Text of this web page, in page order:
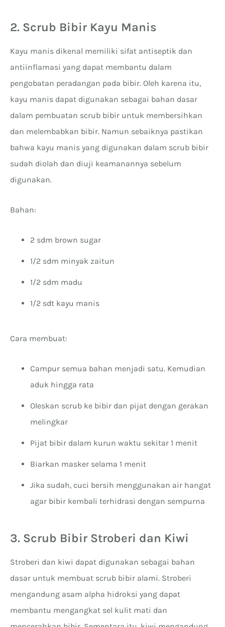
2. Scrub Bibir Kayu Manis
Kayu manis dikenal memiliki sifat antiseptik dan
antiinflamasi yang dapat membantu dalam
pengobatan peradangan pada bibir. Oleh karena itu,
kayu manis dapat digunakan sebagai bahan dasar
dalam pembuatan scrub bibir untuk membersihkan
dan melembabkan bibir. Namun sebaiknya pastikan
bahwa kayu manis yang digunakan dalam scrub bibir
sudah diolah dan diuji keamanannya sebelum
digunakan.
Bahan:
2 sdm brown sugar
1/2 sdm minyak zaitun
1/2 sdm madu
1/2 sdt kayu manis
Cara membuat:
Campur semua bahan menjadi satu. Kemudian
aduk hingga rata
Oleskan scrub ke bibir dan pijat dengan gerakan
melingkar
Pijat bibir dalam kurun waktu sekitar 1 menit
Biarkan masker selama 1 menit
Jika sudah, cuci bersih menggunakan air hangat
agar bibir kembali terhidrasi dengan sempurna
3. Scrub Bibir Stroberi dan Kiwi
Stroberi dan kiwi dapat digunakan sebagai bahan
dasar untuk membuat scrub bibir alami. Stroberi
mengandung asam alpha hidroksi yang dapat
membantu mengangkat sel kulit mati dan